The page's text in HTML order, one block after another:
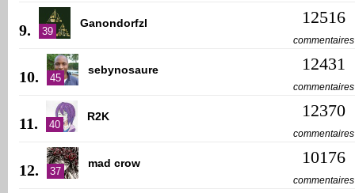
9. 39
Ganondorfzl 12516
commentaires
10. 45
sebynosaure 12431
commentaires
11. 40
R2K 12370
commentaires
12. 37
mad crow 10176
commentaires